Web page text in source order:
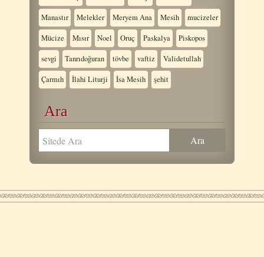
Manastır Melekler Meryem Ana Mesih mucizeler
Mücize Mısır Noel Oruç Paskalya Piskopos
sevgi Tanrıdoğuran tövbe vaftiz Validetullah
Çarmıh İlahi Liturji İsa Mesih şehit
Ara